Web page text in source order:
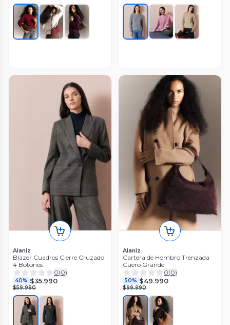
Alaniz
Blazer Cuadros Cierre Cruzado
4 Botones
0(0)
40% $35.990
$59.990
Alaniz
Cartera de Hombro Trenzada
Cuero Grande
0(0)
50% $49.990
$99.990